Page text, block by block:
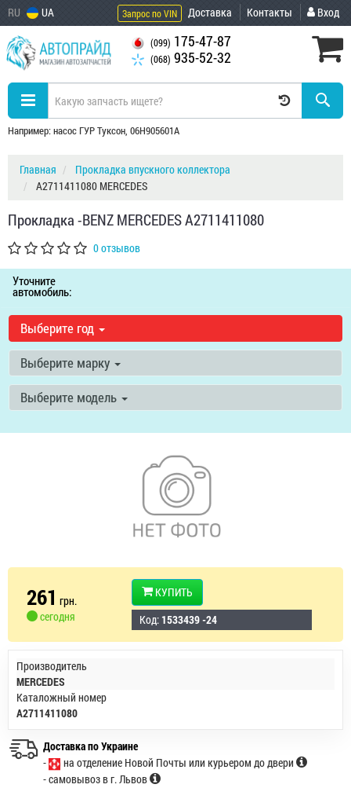
RU UA Запрос по VIN Доставка Контакты Вход
(099) 175-47-87
(068) 935-52-32
Например: насос ГУР Туксон, 06H905601A
Главная
Прокладка впускного коллектора
A2711411080 MERCEDES
Прокладка -BENZ MERCEDES A2711411080
0 отзывов
Уточните
автомобиль:
Выберите год
Выберите марку
Выберите модель
261 грн.
сегодня
КУПИТЬ
Код: 1533439 -24
Производитель
MERCEDES
Каталожный номер
A2711411080
Доставка по Украине
-
на отделение Новой Почты или курьером до двери
- самовывоз в г. Львов